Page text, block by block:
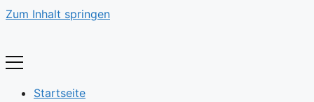
Zum Inhalt springen
Startseite